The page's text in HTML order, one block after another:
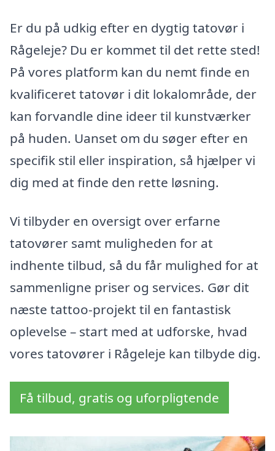
Er du på udkig efter en dygtig tatovør i
Rågeleje? Du er kommet til det rette sted!
På vores platform kan du nemt finde en
kvalificeret tatovør i dit lokalområde, der
kan forvandle dine ideer til kunstværker
på huden. Uanset om du søger efter en
specifik stil eller inspiration, så hjælper vi
dig med at finde den rette løsning.
Vi tilbyder en oversigt over erfarne
tatovører samt muligheden for at
indhente tilbud, så du får mulighed for at
sammenligne priser og services. Gør dit
næste tattoo-projekt til en fantastisk
oplevelse – start med at udforske, hvad
vores tatovører i Rågeleje kan tilbyde dig.
Få tilbud, gratis og uforpligtende